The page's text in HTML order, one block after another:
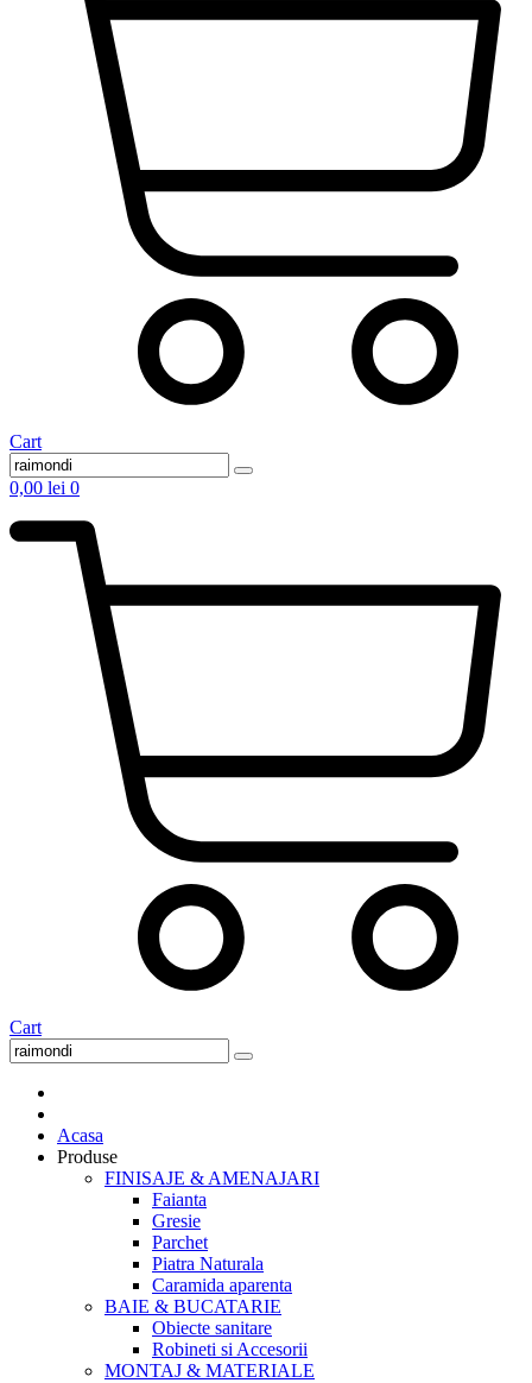
Cart
0,00 lei 0
Cart
Acasa
Produse
FINISAJE & AMENAJARI
Faianta
Gresie
Parchet
Piatra Naturala
Caramida aparenta
BAIE & BUCATARIE
Obiecte sanitare
Robineti si Accesorii
MONTAJ & MATERIALE